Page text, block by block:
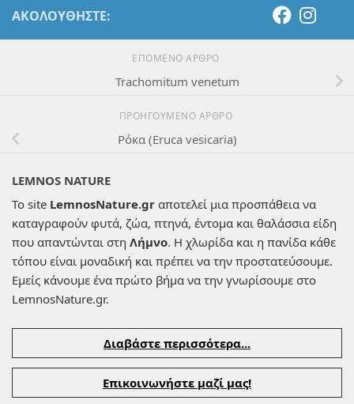
ΑΚΟΛΟΥΘΉΣΤΕ:
ΕΠΌΜΕΝΟ ΆΡΘΡΟ
Trachomitum venetum
ΠΡΟΗΓΟΎΜΕΝΟ ΆΡΘΡΟ
Ρόκα (Eruca vesicaria)
LEMNOS NATURE
Το site LemnosNature.gr αποτελεί μια προσπάθεια να
καταγραφούν φυτά, ζώα, πτηνά, έντομα και θαλάσσια είδη
που απαντώνται στη Λήμνο. Η χλωρίδα και η πανίδα κάθε
τόπου είναι μοναδική και πρέπει να την προστατεύσουμε.
Εμείς κάνουμε ένα πρώτο βήμα να την γνωρίσουμε στο
LemnosNature.gr.
Διαβάστε περισσότερα...
Επικοινωνήστε μαζί μας!